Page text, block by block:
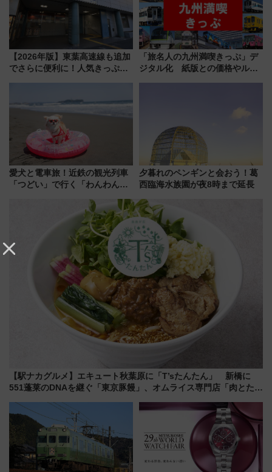
【2026年版】東葉高速線も追加
でさらに便利に！人気きっぷ
巡るなら使い勝手・コスパ抜群
「旅名人の九州満喫きっぷ」デ
ジタル化 紙版との価格やルー
愛犬と電車旅！近鉄の観光列車
「つどい」で行く「わんわん列
夕暮れのペンギンと会おう！葛
西臨海水族園が夜8時まで延長
【駅ナカグルメ】エキュート秋葉原に「T’sたんたん」 新橋に
551蓬莱のDNAを継ぐ「東京豚饅」、オムライス専門店「肉とたま